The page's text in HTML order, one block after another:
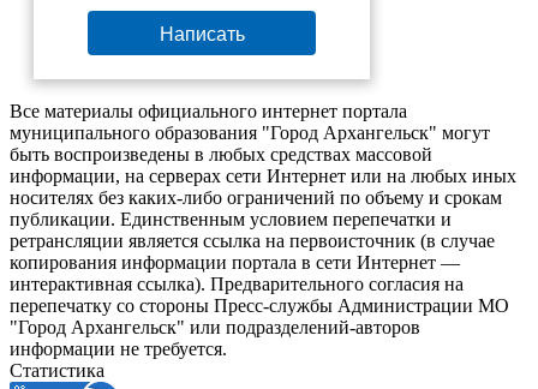
Написать
Все материалы официального интернет портала
муниципального образования "Город Архангельск" могут
быть воспроизведены в любых средствах массовой
информации, на серверах сети Интернет или на любых иных
носителях без каких-либо ограничений по объему и срокам
публикации. Единственным условием перепечатки и
ретрансляции является ссылка на первоисточник (в случае
копирования информации портала в сети Интернет —
интерактивная ссылка). Предварительного согласия на
перепечатку со стороны Пресс-службы Администрации МО
"Город Архангельск" или подразделений-авторов
информации не требуется.
Статистика